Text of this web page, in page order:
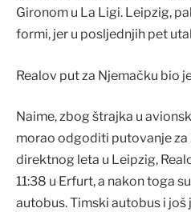
Gironom u La Ligi. Leipzig,
formi, jer u posljednjih pet
Realov put za Njemačku bio
Naime, zbog štrajka u
morao odgoditi putovanje za
direktnog leta u Leipzig,
11:38 u Erfurt, a nakon toga
autobus. Timski autobus i